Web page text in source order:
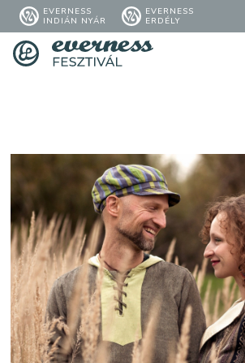
EVERNESS
INDIÁN NYÁR
EVERNESS
ERDÉLY